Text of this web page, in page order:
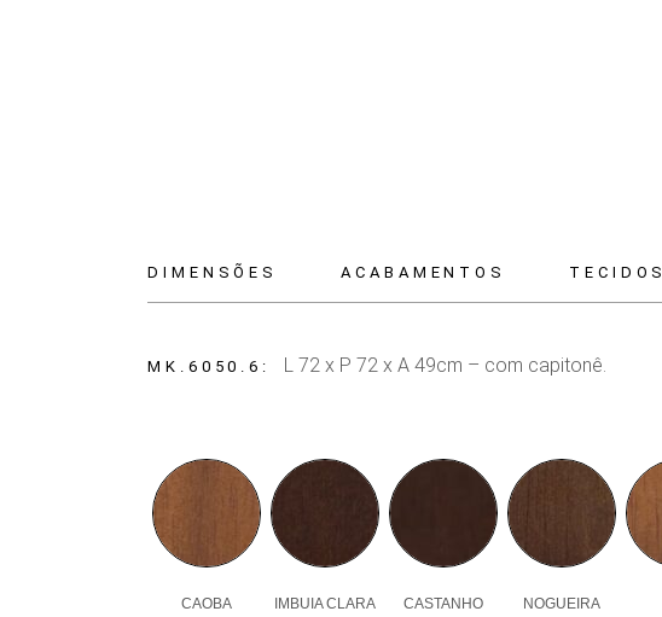
DIMENSÕES ACABAMENTOS TECIDOS
MK.6050.6 L 72 x P 72 x A 49cm – com capitonê.
CAOBA IMBUIA CLARA CASTANHO NOGUEIRA